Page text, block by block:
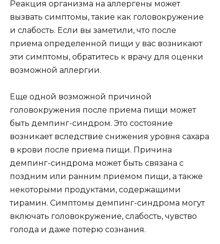
Реакция организма на аллергены может
вызвать симптомы, такие как головокружение
и слабость. Если вы заметили, что после
приема определенной пищи у вас возникают
эти симптомы, обратитесь к врачу для оценки
возможной аллергии.
Еще одной возможной причиной
головокружения после приема пищи может
быть демпинг-синдром. Это состояние
возникает вследствие снижения уровня сахара
в крови после приема пищи. Причина
демпинг-синдрома может быть связана с
поздним или ранним приемом пищи, а также
некоторыми продуктами, содержащими
тирамин. Симптомы демпинг-синдрома могут
включать головокружение, слабость, чувство
голода и даже потерю сознания.